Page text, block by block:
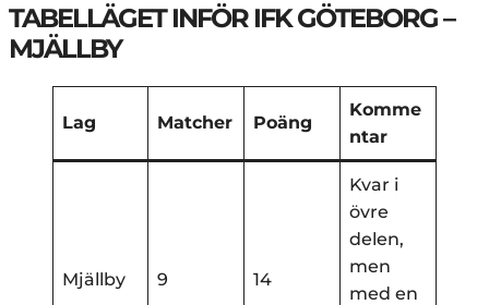
TABELLÄGET INFÖR IFK GÖTEBORG –
MJÄLLBY
Lag Matcher Poäng
Komme
ntar
Mjällby 9 14
Kvar i
övre
delen,
men
med en